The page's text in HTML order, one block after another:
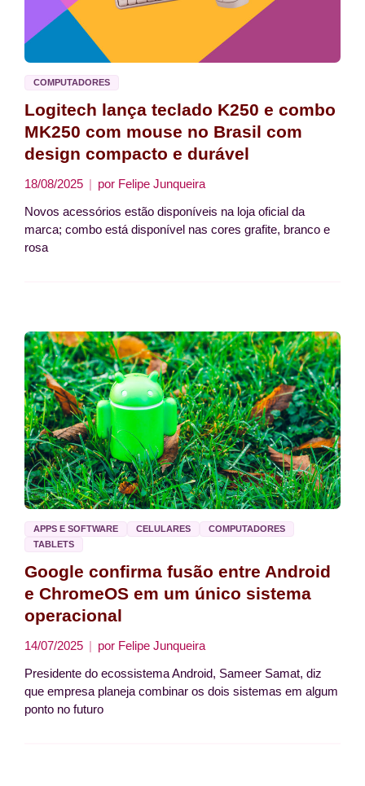
COMPUTADORES
Logitech lança teclado K250 e combo
MK250 com mouse no Brasil com
design compacto e durável
18/08/2025 por Felipe Junqueira
Novos acessórios estão disponíveis na loja oficial da
marca; combo está disponível nas cores grafite, branco e
rosa
APPS E SOFTWARE CELULARES
COMPUTADORES
TABLETS
Google confirma fusão entre Android
e ChromeOS em um único sistema
operacional
14/07/2025 por Felipe Junqueira
Presidente do ecossistema Android, Sameer Samat, diz
que empresa planeja combinar os dois sistemas em algum
ponto no futuro